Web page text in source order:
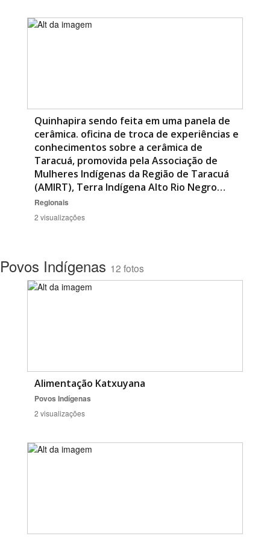
Quinhapira sendo feita em uma panela de
cerâmica. oficina de troca de experiências e
conhecimentos sobre a cerâmica de
Taracuá, promovida pela Associação de
Mulheres Indígenas da Região de Taracuá
(AMIRT), Terra Indígena Alto Rio Negro…
Regionais
2 visualizações
Povos Indígenas 12 fotos
Alimentação Katxuyana
Povos Indígenas
2 visualizações